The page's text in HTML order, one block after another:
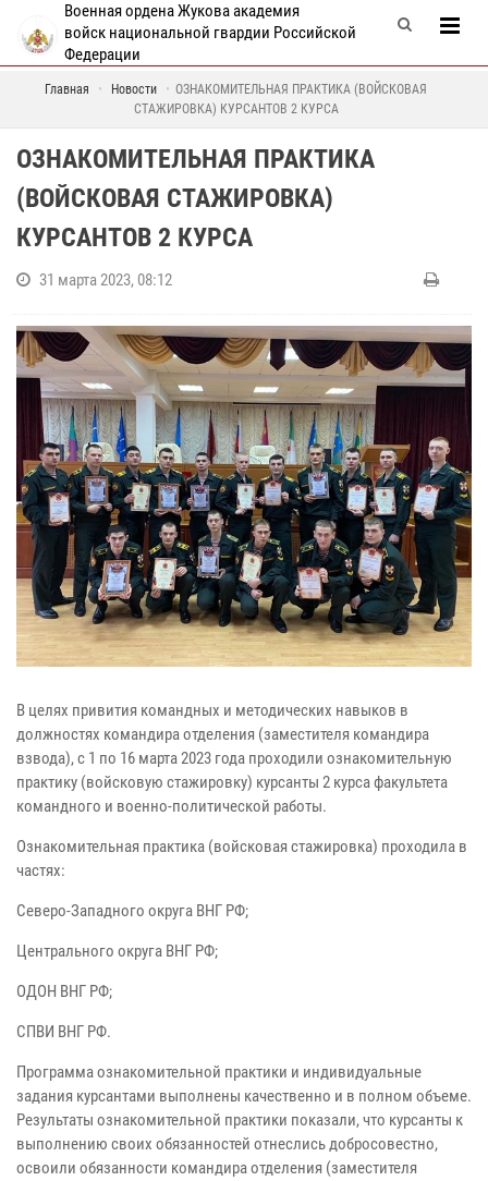
Военная ордена Жукова академия
войск национальной гвардии Российской
Федерации
Главная Новости
ОЗНАКОМИТЕЛЬНАЯ ПРАКТИКА (ВОЙСКОВАЯ
СТАЖИРОВКА) КУРСАНТОВ 2 КУРСА
ОЗНАКОМИТЕЛЬНАЯ ПРАКТИКА
(ВОЙСКОВАЯ СТАЖИРОВКА)
КУРСАНТОВ 2 КУРСА
31 марта 2023, 08:12
В целях привития командных и методических навыков в
должностях командира отделения (заместителя командира
взвода), с 1 по 16 марта 2023 года проходили ознакомительную
практику (войсковую стажировку) курсанты 2 курса факультета
командного и военно-политической работы.
Ознакомительная практика (войсковая стажировка) проходила в
частях:
Северо-Западного округа ВНГ РФ;
Центрального округа ВНГ РФ;
ОДОН ВНГ РФ;
СПВИ ВНГ РФ.
Программа ознакомительной практики и индивидуальные
задания курсантами выполнены качественно и в полном объеме.
Результаты ознакомительной практики показали, что курсанты к
выполнению своих обязанностей отнеслись добросовестно,
освоили обязанности командира отделения (заместителя